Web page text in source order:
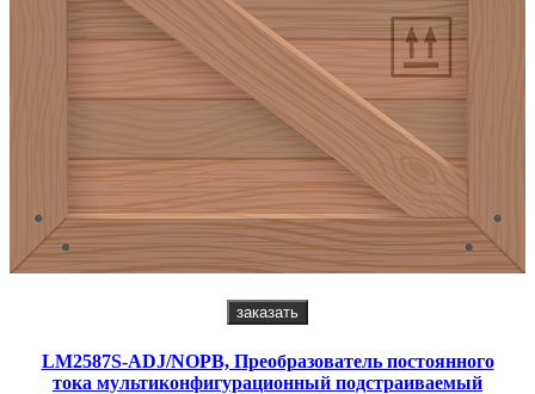
заказать
LM2587S-ADJ/NOPB, Преобразователь постоянного
тока мультиконфигурационный подстраиваемый